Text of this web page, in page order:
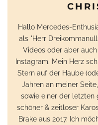
Hallo Mercedes-
als "Herr
Videos oder aber
Instagram. Mein Herz
Stern auf der Haube
Jahren an meiner
sowie einer der letzten
schöner & zeitloser
Brake aus 2017. Ich